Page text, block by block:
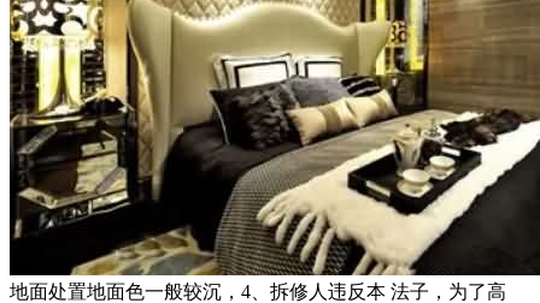
地面处置地面色一般较沉，4、拆修人违反本 法子，为了高